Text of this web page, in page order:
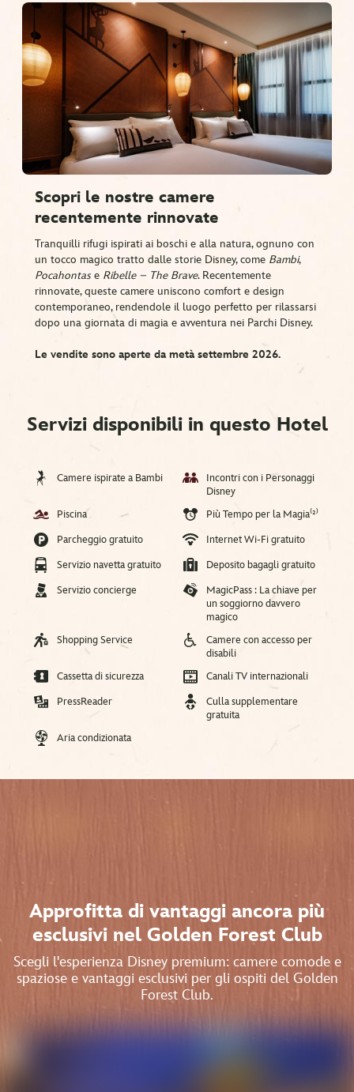
Scopri le nostre camere
recentemente rinnovate
Tranquilli rifugi ispirati ai boschi e alla natura, ognuno con
un tocco magico tratto dalle storie Disney, come Bambi,
Pocahontas e Ribelle – The Brave. Recentemente
rinnovate, queste camere uniscono comfort e design
contemporaneo, rendendole il luogo perfetto per rilassarsi
dopo una giornata di magia e avventura nei Parchi Disney.
Le vendite sono aperte da metà settembre 2026.
Servizi disponibili in questo Hotel
Camere ispirate a Bambi
Incontri con i Personaggi
Disney
Piscina
Più Tempo per la Magia⁽²⁾
Parcheggio gratuito
Internet Wi-Fi gratuito
Servizio navetta gratuito
Deposito bagagli gratuito
Servizio concierge
MagicPass : La chiave per
un soggiorno davvero
magico
Shopping Service
Camere con accesso per
disabili
Cassetta di sicurezza
Canali TV internazionali
PressReader
Culla supplementare
gratuita
Aria condizionata​
Approfitta di vantaggi ancora più
esclusivi nel Golden Forest Club
Scegli l'esperienza Disney premium: camere comode e
spaziose e vantaggi esclusivi per gli ospiti del Golden
Forest Club.